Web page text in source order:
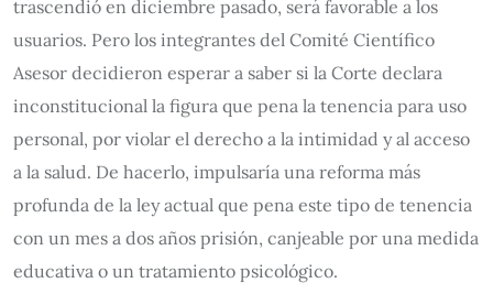
trascendió en diciembre pasado, será favorable a los
usuarios. Pero los integrantes del Comité Científico
Asesor decidieron esperar a saber si la Corte declara
inconstitucional la figura que pena la tenencia para uso
personal, por violar el derecho a la intimidad y al acceso
a la salud. De hacerlo, impulsaría una reforma más
profunda de la ley actual que pena este tipo de tenencia
con un mes a dos años prisión, canjeable por una medida
educativa o un tratamiento psicológico.